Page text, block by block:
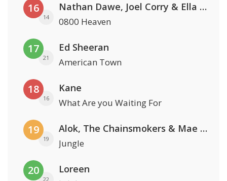
16
14
Nathan Dawe, Joel Corry & Ella Henderson
0800 Heaven
17
21
Ed Sheeran
American Town
18
16
Kane
What Are you Waiting For
19
19
Alok, The Chainsmokers & Mae Stephens
Jungle
20
22
Loreen